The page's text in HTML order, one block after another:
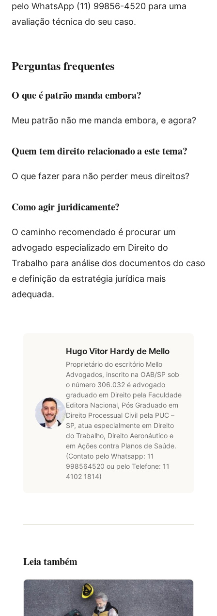
pelo WhatsApp (11) 99856-4520 para uma
avaliação técnica do seu caso.
Perguntas frequentes
O que é patrão manda embora?
Meu patrão não me manda embora, e agora?
Quem tem direito relacionado a este tema?
O que fazer para não perder meus direitos?
Como agir juridicamente?
O caminho recomendado é procurar um
advogado especializado em Direito do
Trabalho para análise dos documentos do caso
e definição da estratégia jurídica mais
adequada.
Hugo Vitor Hardy de Mello
Proprietário do escritório Mello
Advogados, inscrito na OAB/SP sob
o número 306.032 é advogado
graduado em Direito pela Faculdade
Editora Nacional, Pós Graduado em
Direito Processual Civil pela PUC –
SP, atua especialmente em Direito
do Trabalho, Direito Aeronáutico e
em Ações contra Planos de Saúde.
(Contato pelo Whatsapp: 11
998564520 ou pelo Telefone: 11
4102 1814)
Leia também